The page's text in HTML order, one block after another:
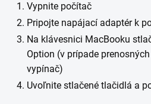
Vypnite počítač
Pripojte napájací adaptér k
Na klávesnici MacBooku
Option (v prípade
vypínač)
Uvoľnite stlačené tlačidlá a